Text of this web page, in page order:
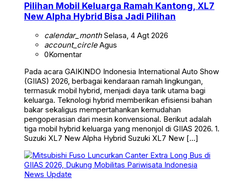
Pilihan Mobil Keluarga Ramah Kantong, XL7
New Alpha Hybrid Bisa Jadi Pilihan
calendar_monthSelasa, 4 Agt 2026
account_circleAgus
0Komentar
Pada acara GAIKINDO Indonesia International Auto Show
(GIIAS) 2026, berbagai kendaraan ramah lingkungan,
termasuk mobil hybrid, menjadi daya tarik utama bagi
keluarga. Teknologi hybrid memberikan efisiensi bahan
bakar sekaligus mempertahankan kemudahan
pengoperasian dari mesin konvensional. Berikut adalah
tiga mobil hybrid keluarga yang menonjol di GIIAS 2026. 1.
Suzuki XL7 New Alpha Hybrid Suzuki XL7 New […]
News Update